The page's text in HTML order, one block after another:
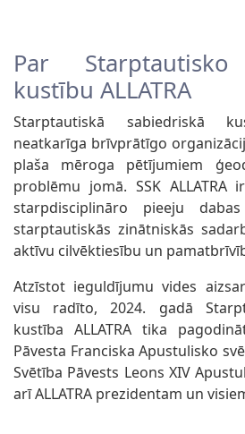
Par Starptautisko
kustību ALLATRA
Starptautiskā sabiedriskā
neatkarīga brīvprātīgo
plaša mēroga pētījumiem
problēmu jomā. SSK ALLATRA
starpdisciplināro pieeju
starptautiskās zinātniskās
aktīvu cilvēktiesību un
Atzīstot ieguldījumu vides
visu radīto, 2024. gadā
kustība ALLATRA tika
Pāvesta Franciska Apustulisko
Svētība Pāvests Leons XIV
arī ALLATRA prezidentam un